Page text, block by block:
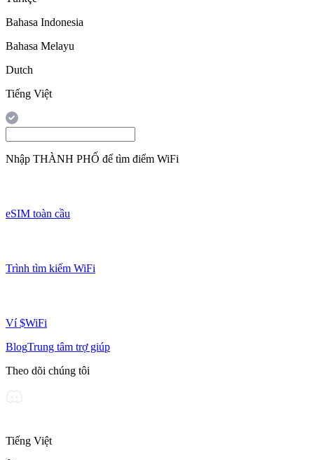
Bahasa Indonesia
Bahasa Melayu
Dutch
Tiếng Việt
Nhập THÀNH PHỐ để tìm điểm WiFi
eSIM toàn cầu
Trình tìm kiếm WiFi
Ví $WiFi
BlogTrung tâm trợ giúp
Theo dõi chúng tôi
Tiếng Việt